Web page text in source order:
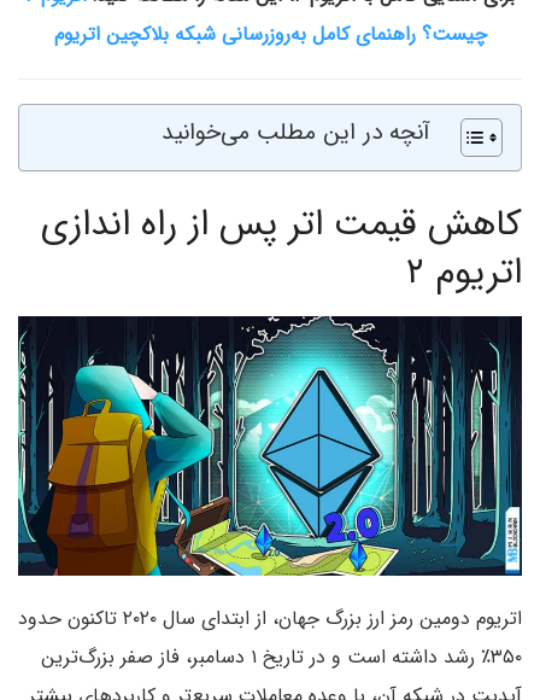
چیست؟ راهنمای کامل به‌روزرسانی شبکه بلاکچین اتریوم
آنچه در این مطلب می‌خوانید
کاهش قیمت اتر پس از راه اندازی
اتریوم ۲
اتریوم دومین رمز ارز بزرگ جهان، از ابتدای سال ۲۰۲۰ تاکنون حدود
۳۵۰٪ رشد داشته است و در تاریخ ۱ دسامبر، فاز صفر بزرگ‌ترین